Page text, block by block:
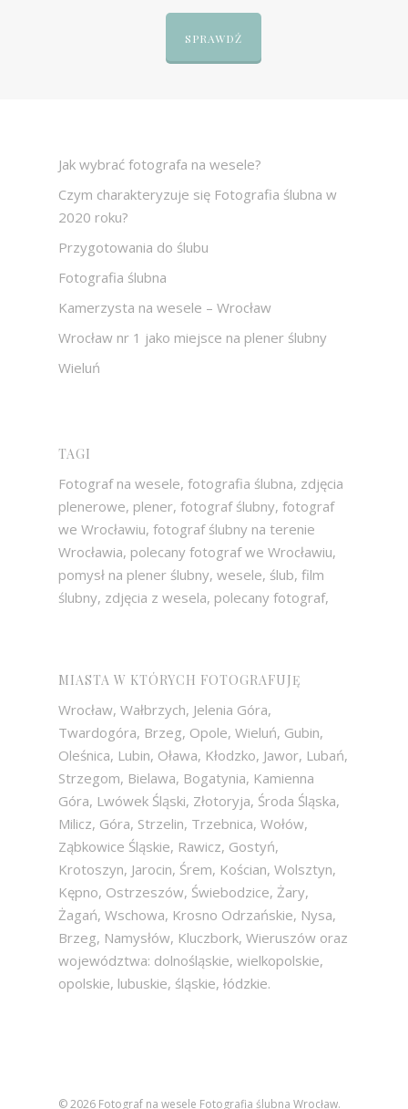
SPRAWDŹ
Jak wybrać fotografa na wesele?
Czym charakteryzuje się Fotografia ślubna w
2020 roku?
Przygotowania do ślubu
Fotografia ślubna
Kamerzysta na wesele – Wrocław
Wrocław nr 1 jako miejsce na plener ślubny
Wieluń
TAGI
Fotograf na wesele, fotografia ślubna, zdjęcia
plenerowe, plener, fotograf ślubny, fotograf
we Wrocławiu, fotograf ślubny na terenie
Wrocławia, polecany fotograf we Wrocławiu,
pomysł na plener ślubny, wesele, ślub, film
ślubny, zdjęcia z wesela, polecany fotograf,
MIASTA W KTÓRYCH FOTOGRAFUJĘ
Wrocław, Wałbrzych, Jelenia Góra,
Twardogóra, Brzeg, Opole, Wieluń, Gubin,
Oleśnica, Lubin, Oława, Kłodzko, Jawor, Lubań,
Strzegom, Bielawa, Bogatynia, Kamienna
Góra, Lwówek Śląski, Złotoryja, Środa Śląska,
Milicz, Góra, Strzelin, Trzebnica, Wołów,
Ząbkowice Śląskie, Rawicz, Gostyń,
Krotoszyn, Jarocin, Śrem, Kościan, Wolsztyn,
Kępno, Ostrzeszów, Świebodzice, Żary,
Żagań, Wschowa, Krosno Odrzańskie, Nysa,
Brzeg, Namysłów, Kluczbork, Wieruszów oraz
województwa: dolnośląskie, wielkopolskie,
opolskie, lubuskie, śląskie, łódzkie.
© 2026 Fotograf na wesele Fotografia ślubna Wrocław.